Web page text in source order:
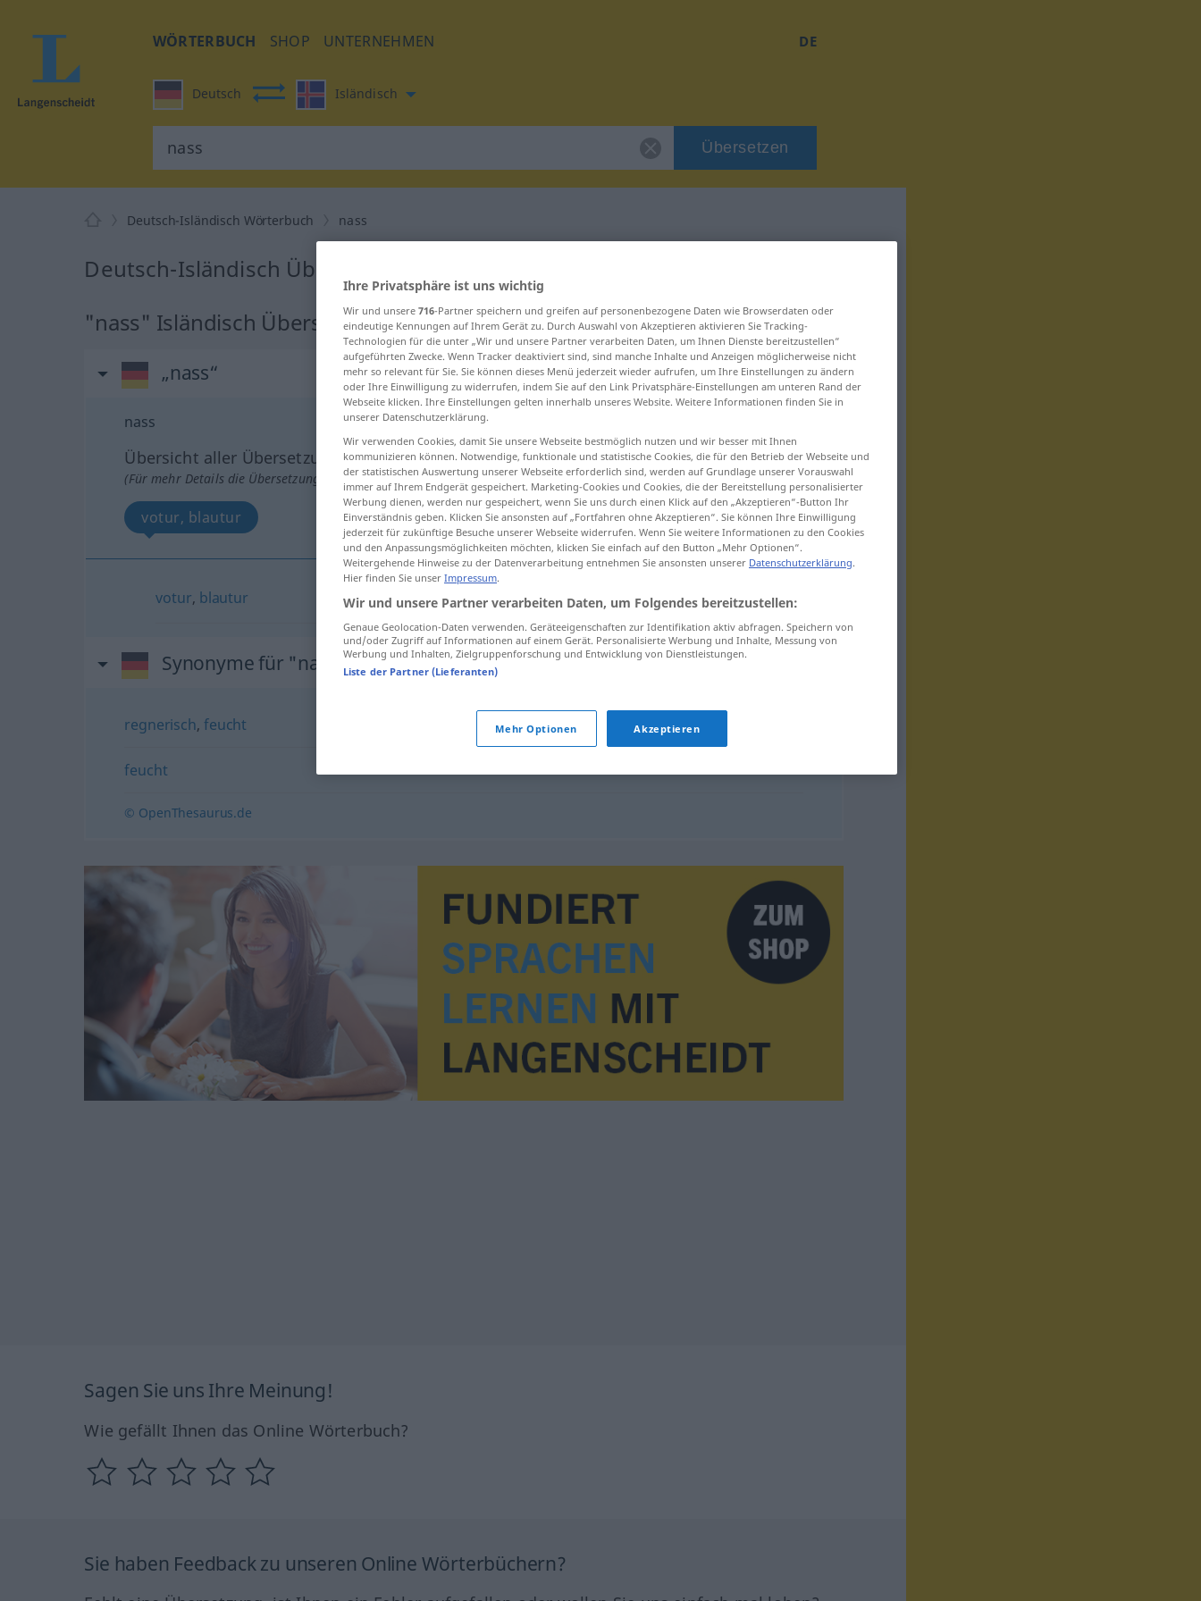
WÖRTERBUCH SHOP UNTERNEHMEN DE
Deutsch Isländisch
Übersetzen
Deutsch-Isländisch Wörterbuch nass
Deutsch-Isländisch Übersetzung für "nass"
"nass" Isländisch Übersetzung
„nass“
nass
Übersicht aller Übersetzungen
(Für mehr Details die Übersetzung anklicken/antippen)
votur, blautur
votur, blautur nass
Synonyme für "nass"
regnerisch,feucht
feucht
© OpenThesaurus.de
Sagen Sie uns Ihre Meinung!
Wie gefällt Ihnen das Online Wörterbuch?
Sie haben Feedback zu unseren Online Wörterbüchern?
Ihre Privatsphäre ist uns wichtig
Wir und unsere 716-Partner speichern und greifen auf personenbezogene Daten wie Browserdaten oder
eindeutige Kennungen auf Ihrem Gerät zu. Durch Auswahl von Akzeptieren aktivieren Sie Tracking-
Technologien für die unter „Wir und unsere Partner verarbeiten Daten, um Ihnen Dienste bereitzustellen“
aufgeführten Zwecke. Wenn Tracker deaktiviert sind, sind manche Inhalte und Anzeigen möglicherweise nicht
mehr so relevant für Sie. Sie können dieses Menü jederzeit wieder aufrufen, um Ihre Einstellungen zu ändern
oder Ihre Einwilligung zu widerrufen, indem Sie auf den Link Privatsphäre-Einstellungen am unteren Rand der
Webseite klicken. Ihre Einstellungen gelten innerhalb unseres Website. Weitere Informationen finden Sie in
unserer Datenschutzerklärung.
Wir verwenden Cookies, damit Sie unsere Webseite bestmöglich nutzen und wir besser mit Ihnen
kommunizieren können. Notwendige, funktionale und statistische Cookies, die für den Betrieb der Webseite und
der statistischen Auswertung unserer Webseite erforderlich sind, werden auf Grundlage unserer Vorauswahl
immer auf Ihrem Endgerät gespeichert. Marketing-Cookies und Cookies, die der Bereitstellung personalisierter
Werbung dienen, werden nur gespeichert, wenn Sie uns durch einen Klick auf den „Akzeptieren“-Button Ihr
Einverständnis geben. Klicken Sie ansonsten auf „Fortfahren ohne Akzeptieren“. Sie können Ihre Einwilligung
jederzeit für zukünftige Besuche unserer Webseite widerrufen. Wenn Sie weitere Informationen zu den Cookies
und den Anpassungsmöglichkeiten möchten, klicken Sie einfach auf den Button „Mehr Optionen“.
Weitergehende Hinweise zu der Datenverarbeitung entnehmen Sie ansonsten unserer Datenschutzerklärung.
Hier finden Sie unser Impressum.
Wir und unsere Partner verarbeiten Daten, um Folgendes bereitzustellen:
Genaue Geolocation-Daten verwenden. Geräteeigenschaften zur Identifikation aktiv abfragen. Speichern von
und/oder Zugriff auf Informationen auf einem Gerät. Personalisierte Werbung und Inhalte, Messung von
Werbung und Inhalten, Zielgruppenforschung und Entwicklung von Dienstleistungen.
Liste der Partner (Lieferanten)
Mehr Optionen Akzeptieren